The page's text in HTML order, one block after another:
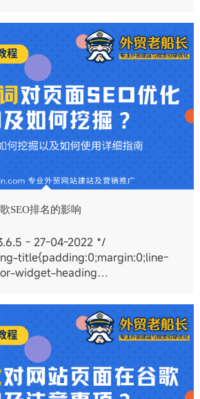
SEO排名的影响
- 27-04-2022 */
title{padding:0;margin:0;line-
widget-heading…